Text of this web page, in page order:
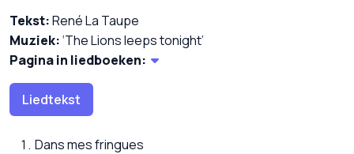
Tekst:René La Taupe
Muziek:‘The Lions leeps tonight’
Pagina in liedboeken:
Liedtekst
Dans mes fringues